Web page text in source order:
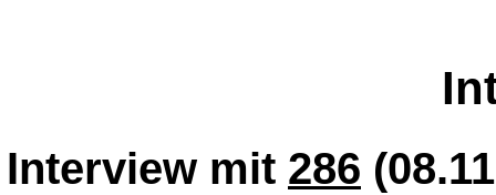
Interview mit 286 (